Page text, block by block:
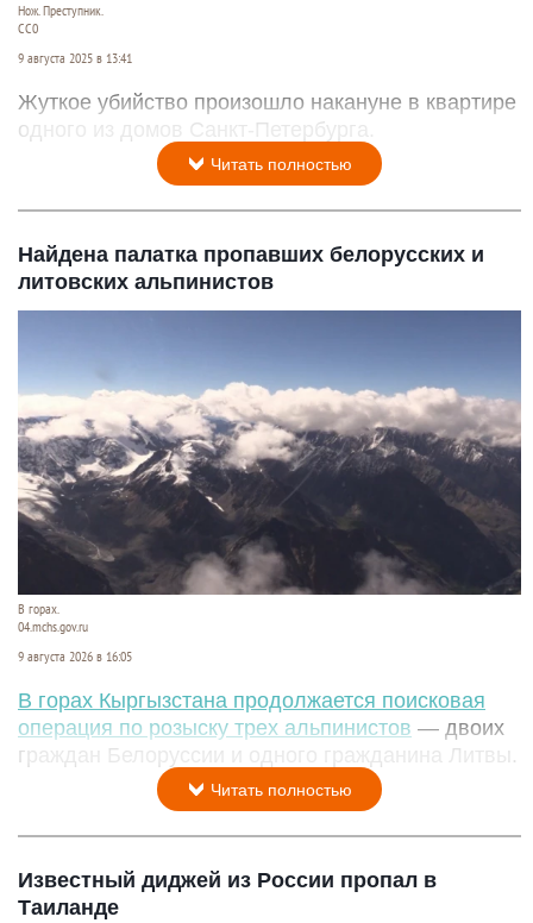
Нож. Преступник.
CC0
9 августа 2025 в 13:41
Жуткое убийство произошло накануне в квартире
одного из домов Санкт-Петербурга.
Читать полностью
Найдена палатка пропавших белорусских и
литовских альпинистов
В горах.
04.mchs.gov.ru
9 августа 2026 в 16:05
В горах Кыргызстана продолжается поисковая
операция по розыску трех альпинистов — двоих
граждан Белоруссии и одного гражданина Литвы.
Читать полностью
Известный диджей из России пропал в
Таиланде